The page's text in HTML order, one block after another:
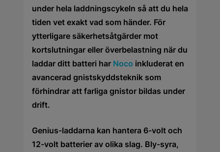
under hela laddningscykeln så att du hela
tiden vet exakt vad som händer. För
ytterligare säkerhetsåtgärder mot
kortslutningar eller överbelastning när du
laddar ditt batteri har Noco inkluderat en
avancerad gnistskyddsteknik som
förhindrar att farliga gnistor bildas under
drift.
Genius-laddarna kan hantera 6-volt och
12-volt batterier av olika slag. Bly-syra,